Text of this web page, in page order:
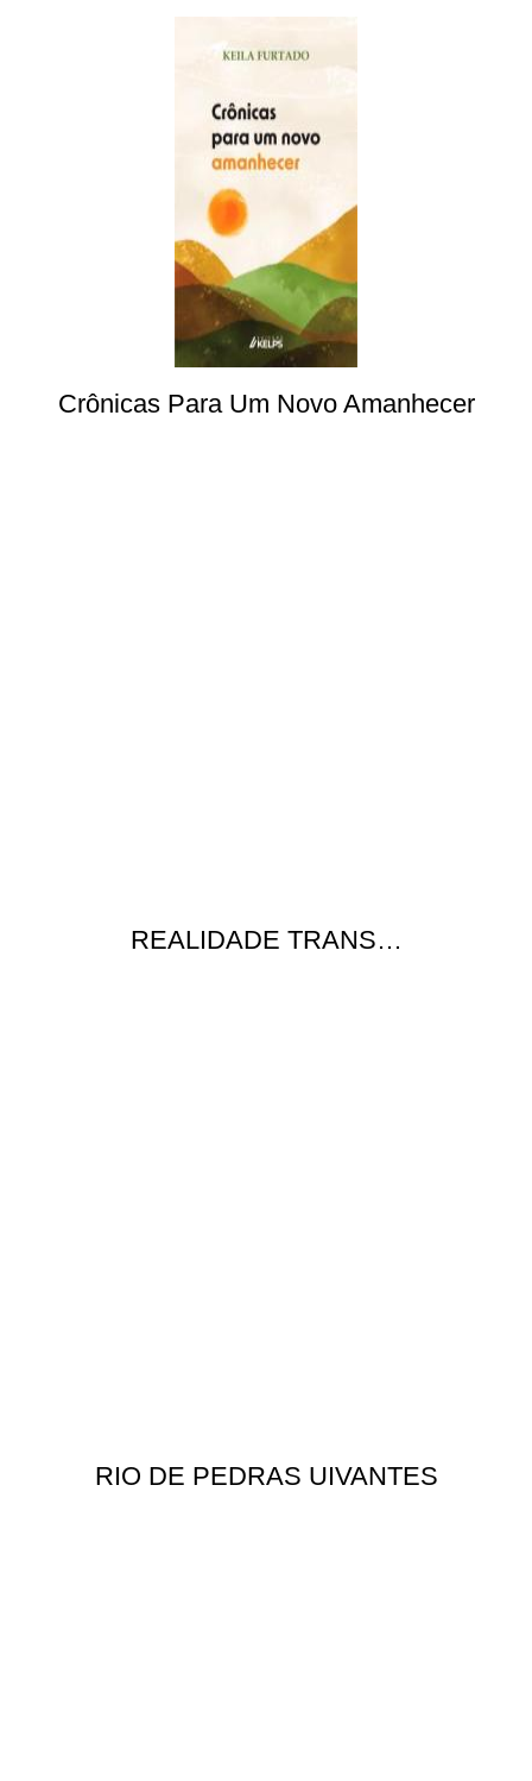
Crônicas Para Um Novo Amanhecer
REALIDADE TRANS…
RIO DE PEDRAS UIVANTES